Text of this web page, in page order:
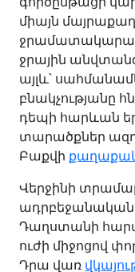
միայն
ջրային
այլև՝
բնակչությանը
դեպի հարևան
տարածքներ
Բաքվի
Վերջինի
ադրբեջանական
Դաղստանի
ուժի միջոցով
Դրա վառ